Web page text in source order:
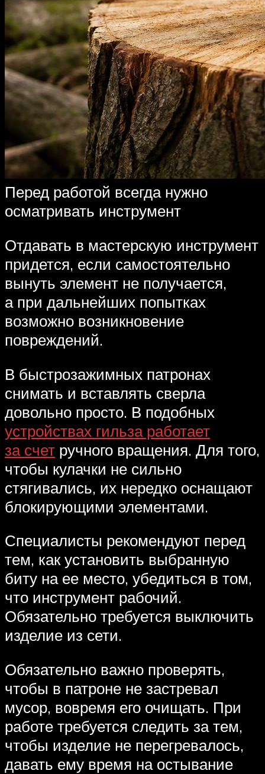
Перед работой всегда нужно
осматривать инструмент
Отдавать в мастерскую инструмент
придется, если самостоятельно
вынуть элемент не получается,
а при дальнейших попытках
возможно возникновение
повреждений.
В быстрозажимных патронах
снимать и вставлять сверла
довольно просто. В подобных
устройствах гильза работает
за счет ручного вращения. Для того,
чтобы кулачки не сильно
стягивались, их нередко оснащают
блокирующими элементами.
Специалисты рекомендуют перед
тем, как установить выбранную
биту на ее место, убедиться в том,
что инструмент рабочий.
Обязательно требуется выключить
изделие из сети.
Обязательно важно проверять,
чтобы в патроне не застревал
мусор, вовремя его очищать. При
работе требуется следить за тем,
чтобы изделие не перегревалось,
давать ему время на остывание